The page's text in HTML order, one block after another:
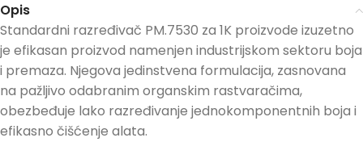
Opis
Standardni razređivač PM.7530 za 1K proizvode izuzetno
je efikasan proizvod namenjen industrijskom sektoru boja
i premaza. Njegova jedinstvena formulacija, zasnovana
na pažljivo odabranim organskim rastvaračima,
obezbeđuje lako razređivanje jednokomponentnih boja i
efikasno čišćenje alata.